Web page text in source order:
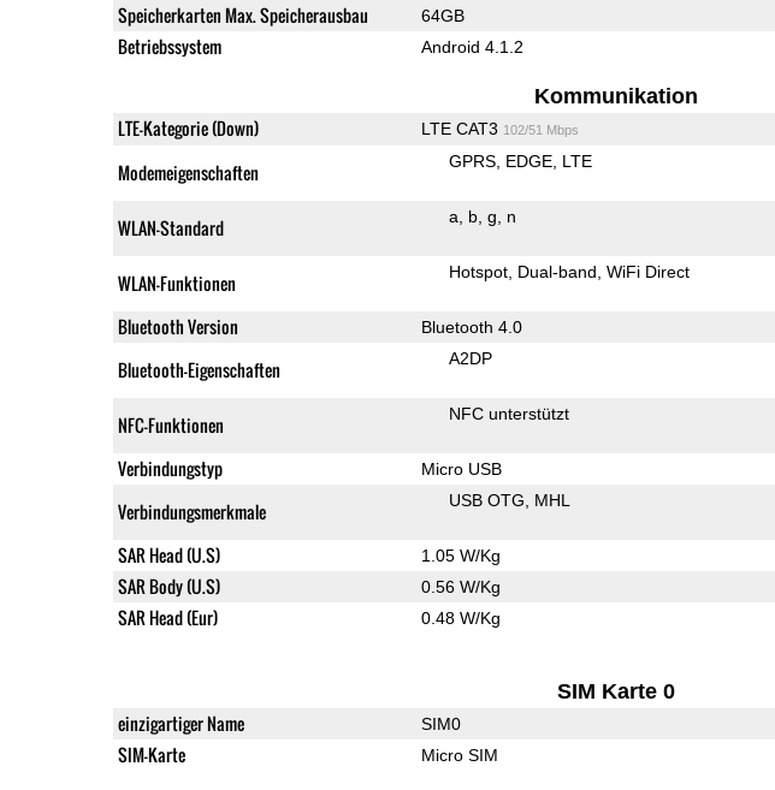
Speicherkarten Max. Speicherausbau 64GB
Betriebssystem Android 4.1.2
Kommunikation
LTE-Kategorie (Down) LTE CAT3 102/51 Mbps
Modemeigenschaften GPRS EDGE LTE
WLAN-Standard a b g n
WLAN-Funktionen Hotspot Dual-band WiFi Direct
Bluetooth Version Bluetooth 4.0
Bluetooth-Eigenschaften A2DP
NFC-Funktionen NFC unterstützt
Verbindungstyp Micro USB
Verbindungsmerkmale USB OTG MHL
SAR Head (U.S) 1.05 W/Kg
SAR Body (U.S) 0.56 W/Kg
SAR Head (Eur) 0.48 W/Kg
SIM Karte 0
einzigartiger Name SIM0
SIM-Karte Micro SIM